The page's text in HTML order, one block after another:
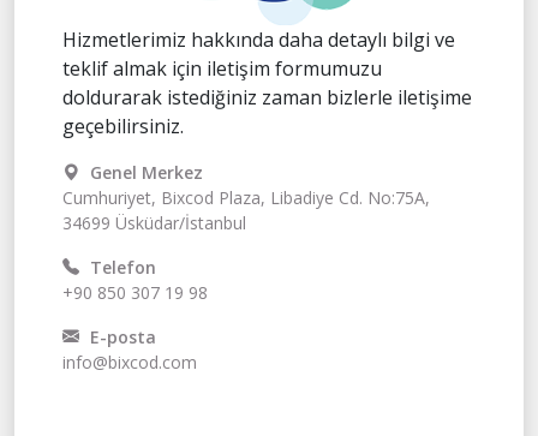
Hizmetlerimiz hakkında daha detaylı bilgi ve
teklif almak için iletişim formumuzu
doldurarak istediğiniz zaman bizlerle iletişime
geçebilirsiniz.
Genel Merkez
Cumhuriyet, Bixcod Plaza, Libadiye Cd. No:75A,
34699 Üsküdar/İstanbul
Telefon
+90 850 307 19 98
E-posta
info@bixcod.com